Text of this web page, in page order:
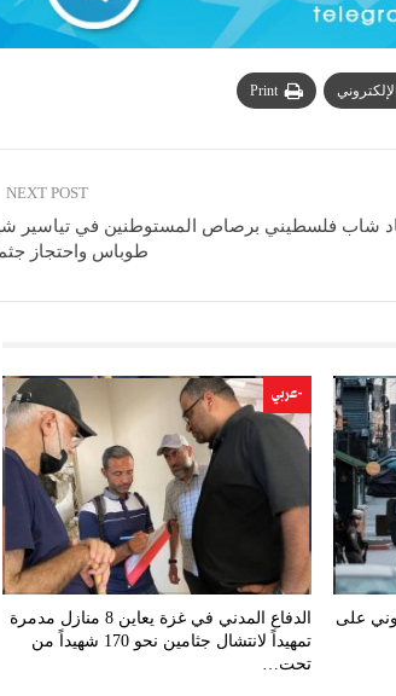
Print
NEXT POST
شاب فلسطيني برصاص المستوطنين في تياسير
طوباس واحتجاز
على
-عربي
الدفاع المدني في غزة يعاين 8 منازل مدمرة
تمهيداً لانتشال جثامين نحو 170 شهيداً من
تحت…